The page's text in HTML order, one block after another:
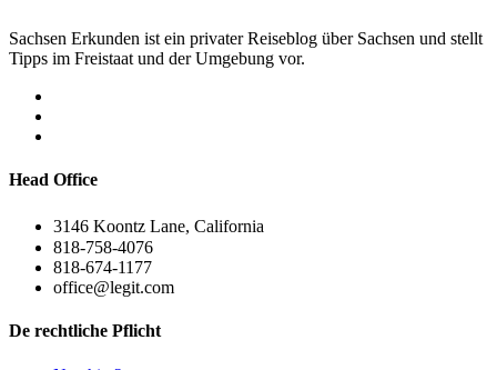
Sachsen Erkunden ist ein privater Reiseblog über Sachsen und stellt
Tipps im Freistaat und der Umgebung vor.
Head Office
3146 Koontz Lane, California
818-758-4076
818-674-1177
office@legit.com
De rechtliche Pflicht